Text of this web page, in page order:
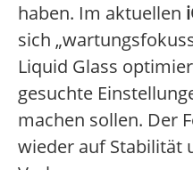
haben. Im aktuellen
sich
Liquid Glass
gesuchte
machen sollen. Der
wieder auf Stabilität